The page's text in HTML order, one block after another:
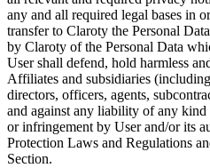
any and all required legal bases in
transfer to Claroty the Personal
by Claroty of the Personal Data
User shall defend, hold harmless
Affiliates and subsidiaries
directors, officers, agents,
and against any liability of any
or infringement by User and/or its
Protection Laws and Regulations
Section.